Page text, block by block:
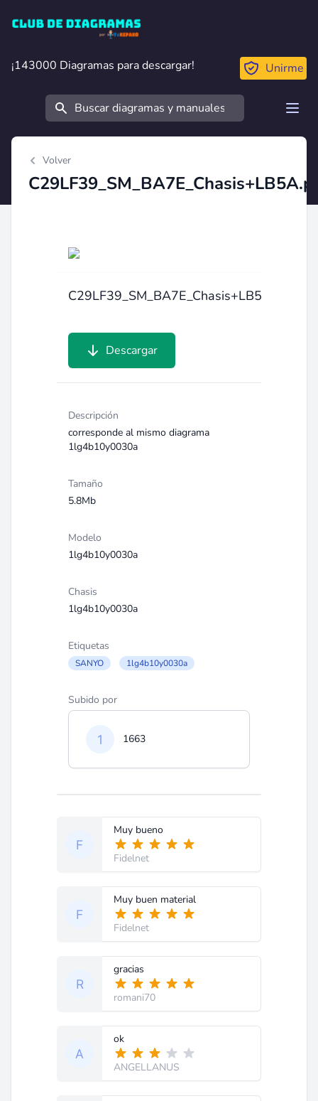
Club de Diagramas
¡143000 Diagramas para descargar!
¡143000 Diagramas para descargar! Unirme
Buscar
Volver
C29LF39_SM_BA7E_Chasis+LB5A.pdf
Descargar
Descripción
corresponde al mismo diagrama
1lg4b10y0030a
Tamaño
5.8Mb
Modelo
1lg4b10y0030a
Chasis
1lg4b10y0030a
Etiquetas
SANYO 1lg4b10y0030a
Subido por
1663
Muy bueno
Fidelnet
Muy buen material
Fidelnet
gracias
romani70
ok
ANGELLANUS